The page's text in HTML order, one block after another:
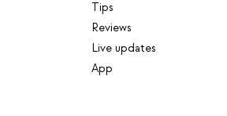
Tips
Reviews
Live updates
App